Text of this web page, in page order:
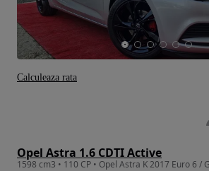
Opel Astra 1.6 CDTI Active
Calculeaza rata